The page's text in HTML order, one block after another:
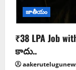
జాతీయం
₹38 LPA Job
కాదు..